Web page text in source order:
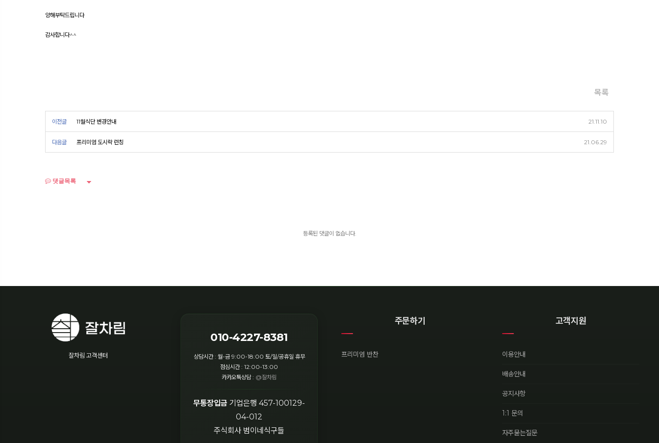
양해부탁드립니다
감사합니다^^
목록
이전글 11월식단 변경안내 21.11.10
다음글 프리미엄 도시락 런칭 21.06.29
댓글목록
등록된 댓글이 없습니다.
잘차림 고객센터
010-4227-8381
상담시간 : 월-금 9:00-18:00 토/일/공휴일 휴무
점심시간 : 12:00-13:00
카카오톡상담 : @잘차림
무통장입금 기업은행 457-100129-
04-012
주식회사 범이네식구들
주문하기
프리미엄 반찬
고객지원
이용안내
배송안내
공지사항
1:1 문의
자주묻는질문